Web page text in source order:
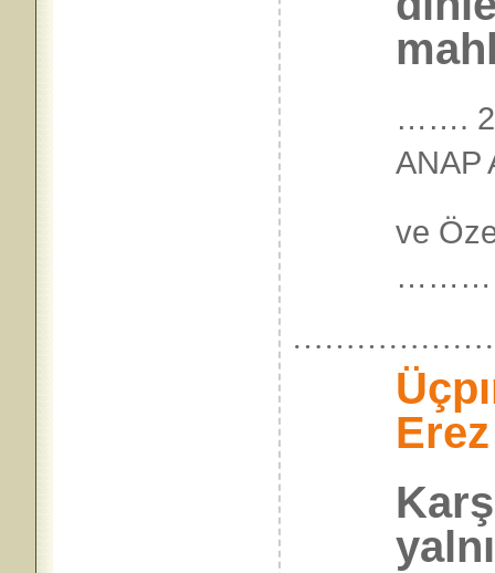
…….
ANAP
ve
Erez